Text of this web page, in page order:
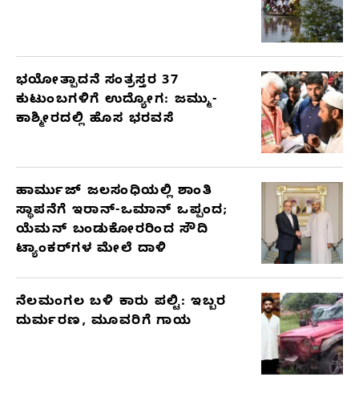
ಭಯೋತ್ಪಾದನೆ ಸಂತ್ರಸ್ತರ 37
ಕುಟುಂಬಗಳಿಗೆ ಉದ್ಯೋಗ: ಜಮ್ಮು-
ಕಾಶ್ಮೀರದಲ್ಲಿ ಹೊಸ ಭರವಸೆ
ಹಾರ್ಮುಜ್ ಜಲಸಂಧಿಯಲ್ಲಿ ಶಾಂತಿ
ಸ್ಥಾಪನೆಗೆ ಇರಾನ್-ಒಮಾನ್ ಒಪ್ಪಂದ;
ಯೆಮನ್ ಬಂಡುಕೋರರಿಂದ ಸೌದಿ
ಟ್ಯಾಂಕರ್‌ಗಳ ಮೇಲೆ ದಾಳಿ
ನೆಲಮಂಗಲ ಬಳಿ ಕಾರು ಪಲ್ಟಿ: ಇಬ್ಬರ
ದುರ್ಮರಣ, ಮೂವರಿಗೆ ಗಾಯ